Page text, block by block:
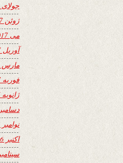
جولای 2017
ژوئن 2017
می 2017
آوریل 2017
مارس 2017
فوریه 2017
ژانویه 2017
دسامبر 2016
نوامبر 2016
اکتبر 2016
سپتامبر 2016